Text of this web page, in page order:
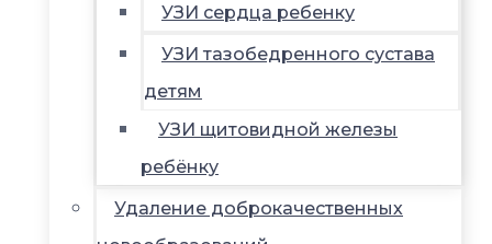
УЗИ сердца ребенку
УЗИ тазобедренного сустава
детям
УЗИ щитовидной железы
ребёнку
Удаление доброкачественных